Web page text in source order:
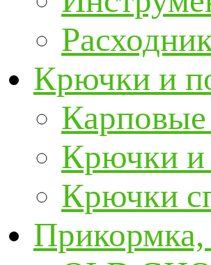
Крючки и
Крючки и
Крючки
Прикормка,